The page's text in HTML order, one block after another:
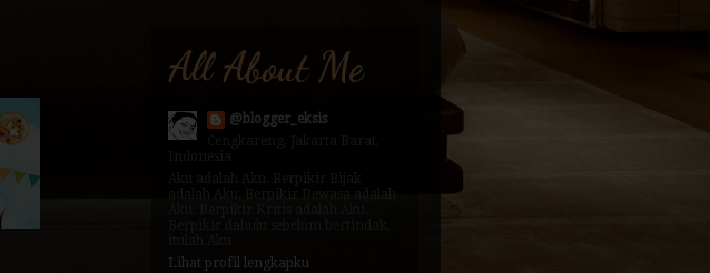
All About Me
@blogger_eksis
Lihat profil lengkapku